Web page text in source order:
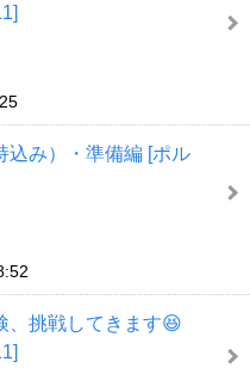
込み）・準備編 [ポル
、挑戦してきます😆